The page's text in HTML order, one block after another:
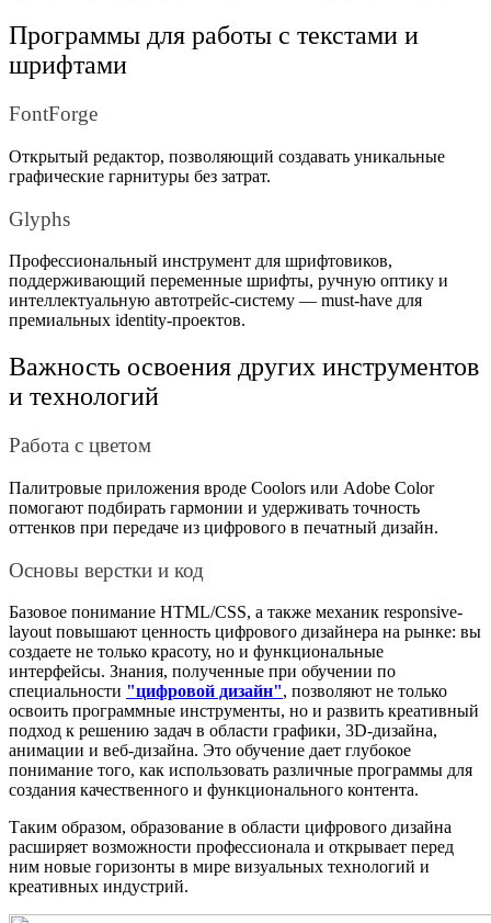
Программы для работы с текстами и
шрифтами
FontForge
Открытый редактор, позволяющий создавать уникальные
графические гарнитуры без затрат.
Glyphs
Профессиональный инструмент для шрифтовиков,
поддерживающий переменные шрифты, ручную оптику и
интеллектуальную автотрейс-систему — must-have для
премиальных identity-проектов.
Важность освоения других инструментов
и технологий
Работа с цветом
Палитровые приложения вроде Coolors или Adobe Color
помогают подбирать гармонии и удерживать точность
оттенков при передаче из цифрового в печатный дизайн.
Основы верстки и код
Базовое понимание HTML/CSS, а также механик responsive-
layout повышают ценность цифрового дизайнера на рынке: вы
создаете не только красоту, но и функциональные
интерфейсы. Знания, полученные при обучении по
специальности "цифровой дизайн", позволяют не только
освоить программные инструменты, но и развить креативный
подход к решению задач в области графики, 3D-дизайна,
анимации и веб-дизайна. Это обучение дает глубокое
понимание того, как использовать различные программы для
создания качественного и функционального контента.
Таким образом, образование в области цифрового дизайна
расширяет возможности профессионала и открывает перед
ним новые горизонты в мире визуальных технологий и
креативных индустрий.